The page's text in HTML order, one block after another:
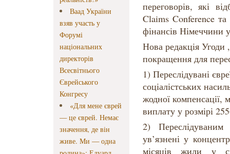
Ваад України
взяв участь у
Форумі
національних
директорів
Всесвітнього
Єврейського
Конгресу
«Для мене єврей
— це єврей. Немає
значення, де він
живе. Ми — одна
переговорів, які
Claims Conference
фінансів
Нова редакція Угоди
покращення для
1) Переслідувані
соціалістських
жодної компенсації,
виплату у розмірі
2)
ув’язнені у
місяців жили у